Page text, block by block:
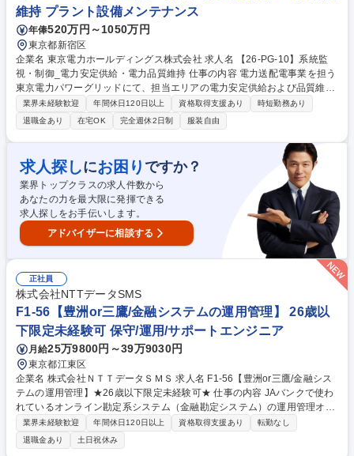
維持 プラント設備メンテナンス
年俸520万円～1050万円
東京都新宿区
企業名 東京電力ホールディングス株式会社 求人名 【26-PG-10】系統監
視・制御_電力安定供給・電力品質維持 仕事の内容 電力送配電事業を担う
東京電力パワーグリッドにて、担当エリアの電力安定供給および品質維持
を目的とした以下業務をご経験に応じてご担当。 ■電力系統の監視・制御
業務：発電所、送電線、変電所から構成される 担当エリアの電力系統全体
を監視し、電圧の変化・電力の流れをリアルタイムで監視・制御。 ■事
故・トラブル対応：事故やトラブル発生時には、チームメンバーと連携の
上、迅速・適確に復旧操作を実施(色の違いを判断した、緊急なシステム
操作あり) ■社内への情報発信：電力系統の異常時や事故発生時に発生状
況、復旧見込みなどを迅速に社内共有し、関係箇所との協力体制の強化を
行う。 募集職種 【26-PG-10】系統監視・制御_電力安定供給・電力品質
維持
業界未経験歓迎 年間休日120日以上 資格取得支援あり
時短勤務あり
退職金あり
在宅OK 完全週休2日制 服装自由
求人探しにお困り ですか？
業界トップクラスの求人件数から
あなたの力を最大限に発揮できる
求人探しをお手伝いします。
アドバイザーに相談する
正社員
株式会社NTTデータSMS
F1-56【豊洲or三鷹/金融システムの運用管理】 26歳以
下限定未経験可 保守/運用/サポートエンジニア
月給25万9800円～39万9030円
東京都江東区
企業名 株式会社ＮＴＴデータＳＭＳ 求人名 F1-56【豊洲or三鷹/金融シス
テムの運用管理】★26歳以下限定未経験可★ 仕事の内容 JAバンクで使わ
れているオンライン勘定系システム（金融勘定システム）の運用管理オペ
レーターをお任せいたします。 【業務内容詳細】 ■マシンオペレーショ
ン、監視、インシデント対応 ■システム開発に伴う運用受け入れ推進 ■改
善活動、各種報告書作成 【業務の魅力】 ITILに基づいた大規模金融システ
業界未経験歓迎 年間休日120日以上 資格取得支援あり
転勤なし
退職金あり
土日祝休み